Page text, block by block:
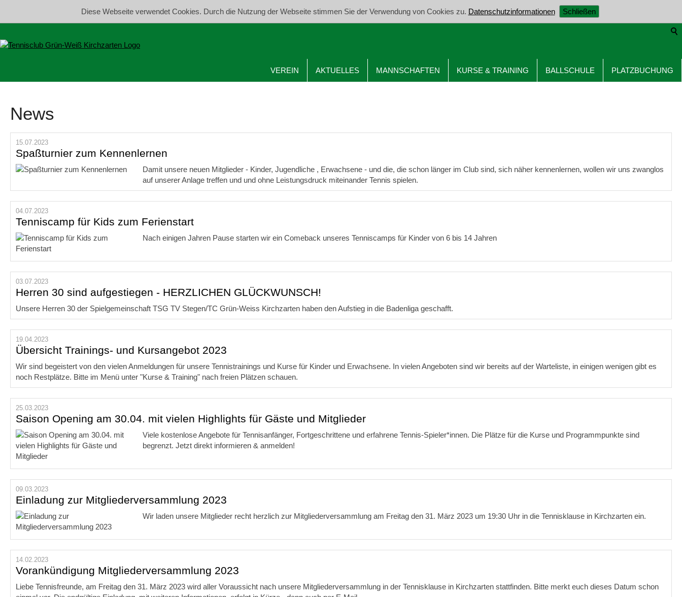
Diese Webseite verwendet Cookies. Durch die Nutzung der Webseite stimmen Sie der Verwendung von Cookies zu. Datenschutzinformationen Schließen
VEREIN AKTUELLES MANNSCHAFTEN KURSE & TRAINING BALLSCHULE PLATZBUCHUNG
News
15.07.2023
Spaßturnier zum Kennenlernen
Damit unsere neuen Mitglieder - Kinder, Jugendliche , Erwachsene - und die, die schon länger im Club sind, sich näher kennenlernen, wollen wir uns zwanglos
auf unserer Anlage treffen und und ohne Leistungsdruck miteinander Tennis spielen.
04.07.2023
Tenniscamp für Kids zum Ferienstart
Nach einigen Jahren Pause starten wir ein Comeback unseres Tenniscamps für Kinder von 6 bis 14 Jahren
03.07.2023
Herren 30 sind aufgestiegen - HERZLICHEN GLÜCKWUNSCH!
Unsere Herren 30 der Spielgemeinschaft TSG TV Stegen/TC Grün-Weiss Kirchzarten haben den Aufstieg in die Badenliga geschafft.
19.04.2023
Übersicht Trainings- und Kursangebot 2023
Wir sind begeistert von den vielen Anmeldungen für unsere Tennistrainings und Kurse für Kinder und Erwachsene. In vielen Angeboten sind wir bereits auf der Warteliste, in einigen wenigen gibt es
noch Restplätze. Bitte im Menü unter "Kurse & Training" nach freien Plätzen schauen.
25.03.2023
Saison Opening am 30.04. mit vielen Highlights für Gäste und Mitglieder
Viele kostenlose Angebote für Tennisanfänger, Fortgeschrittene und erfahrene Tennis-Spieler*innen. Die Plätze für die Kurse und Programmpunkte sind
begrenzt. Jetzt direkt informieren & anmelden!
09.03.2023
Einladung zur Mitgliederversammlung 2023
Wir laden unsere Mitglieder recht herzlich zur Mitgliederversammlung am Freitag den 31. März 2023 um 19:30 Uhr in die Tennisklause in Kirchzarten ein.
14.02.2023
Vorankündigung Mitgliederversammlung 2023
Liebe Tennisfreunde, am Freitag den 31. März 2023 wird aller Voraussicht nach unsere Mitgliederversammlung in der Tennisklause in Kirchzarten stattfinden. Bitte merkt euch dieses Datum schon